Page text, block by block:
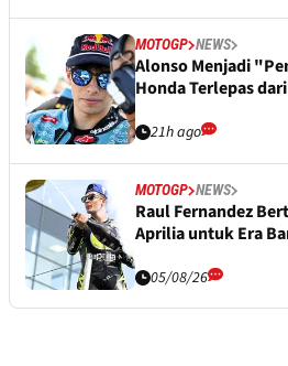
MOTOGP NEWS
Alonso Menjadi
Honda Terlepas
21h ago
MOTOGP NEWS
Raul Fernandez
Aprilia untuk Era
05/08/26